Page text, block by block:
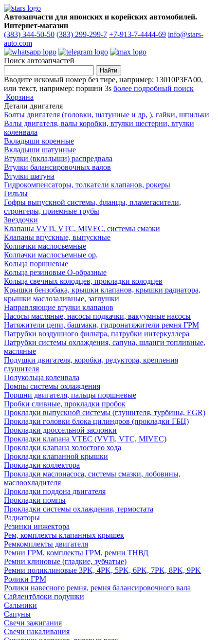
Автозапчасти для японских и корейских автомобилей.
Интернет-магазин
(383) 344-50-50 (383) 299-299-7 +7-913-7-4444-69 info@stars-
auto.com
Поиск автозапчастей
Вводите искомый номер без тире, например: 13010P3FA00,
или текст, например: поршни 3s более подробный поиск
Корзина
Детали двигателя
Болты двигателя (головки, шатунные и др, ), гайки, шпильки
Валы двигателя, валы коробки, втулки шестерни, втулки
коленвала
Вкладыши коренные
Вкладыши шатунные
Втулки (вкладыши) распредвала
Втулки балансировочных валов
Втулки шатуна
Гидрокомпенсаторы, толкатели клапанов, рокеры
Гильзы
Гофры выпускной системы, фланцы, пламегасители,
стронгеры, приемные трубы
Звездочки
Клапаны VVTi, VTC, MIVEC, системы смазки
Клапаны впускные, выпускные
Колпачки маслосъемные
Колпачки маслосъемные ор,
Кольца поршневые
Кольца резиновые О-образные
Кольца свечных колодцев, прокладки колодцев
Крышки бензобака, крышки клапанов, крышки радиатора,
крышки маслозаливные, заглушки
Направляющие втулки клапанов
Насосы масляные, насосы подкачки, вакуумные насосы
Натяжители цепи, башмаки, гидронатяжители ремня ГРМ
Патрубки воздушного фильтра, патрубки интеркуллера
Патрубки системы охлаждения, сапуна, шланги топливные,
масляные
Подушки двигателя, коробки, редуктора, крепления
глушителя
Полукольца коленвала
Помпы системы охлаждения
Поршни двигателя, пальцы поршневые
Пробки сливные, прокладки пробок
Прокладки выпускной системы (глушителя, турбины, EGR)
Прокладки головки блока цилиндров (прокладки ГБЦ)
Прокладки дроссельной заслонки
Прокладки клапана VTEC (VVTi, VTC, MIVEC)
Прокладки клапана холостого хода
Прокладки клапанной крышки
Прокладки коллектора
Прокладки маслонасоса, системы смазки, лобовины,
маслоохладителя
Прокладки поддона двигателя
Прокладки помпы
Прокладки системы охлаждения, термостата
Радиаторы
Резинки инжектора
Рем, комплекты клапанных крышек
Ремкомплекты двигателя
Ремни ГРМ, комплекты ГРМ, ремни ТНВД
Ремни клиновые (гладкие, зубчатые)
Ремни поликлиновые 3PK, 4PK, 5PK, 6PK, 7PK, 8PK, 9PK
Ролики ГРМ
Ролики навесного ремня, ремня балансировочного вала
Сайлентблоки подушки
Сальники
Сапуны
Свечи зажигания
Свечи накаливания